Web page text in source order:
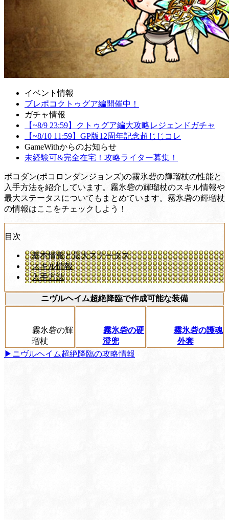
イベント情報
ブレポコクトゥグア編開催中！
ガチャ情報
【~8/9 23:59】クトゥグア編大攻略レジェンドガチャ
【~8/10 11:59】GP版12周年記念超じじコレ
GameWithからのお知らせ
未経験可&完全在宅！攻略ライター募集！
ポコダン(ポコロンダンジョンズ)の霧氷砦の輝瑠杖の性能と
入手方法を紹介しています。霧氷砦の輝瑠杖のスキル情報や
最大ステータスについてもまとめています。霧氷砦の輝瑠杖
の情報はここをチェックしよう！
目次
基本情報と最大ステータス
スキル情報
入手方法
ニヴルヘイム超絶降臨で作成可能な装備
霧氷砦の輝
瑠杖
霧氷砦の硬
澄兜
霧氷砦の護魂
外套
▶ニヴルヘイム超絶降臨の攻略情報